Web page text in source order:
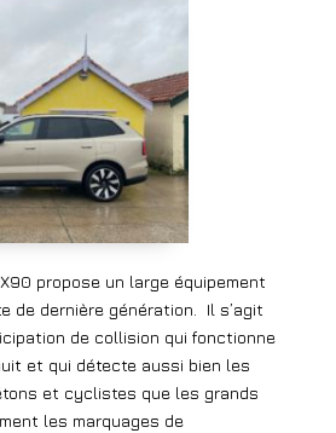
propose un large équipement
de dernière génération.
Il s’agit
de collision qui fonctionne
et qui détecte aussi bien les
et cyclistes que les grands
les marquages de